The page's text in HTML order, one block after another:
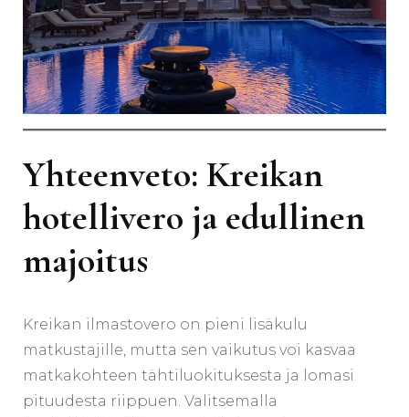
Yhteenveto: Kreikan
hotellivero ja edullinen
majoitus
Kreikan ilmastovero on pieni lisäkulu
matkustajille, mutta sen vaikutus voi kasvaa
matkakohteen tähtiluokituksesta ja lomasi
pituudesta riippuen. Valitsemalla